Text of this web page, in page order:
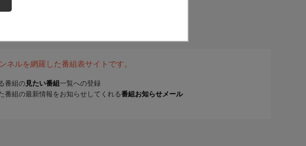
ネルを網羅した番組表サイトです。
番組の 見たい番組 一覧への登録
番組の最新情報をお知らせしてくれる番組お知らせメール